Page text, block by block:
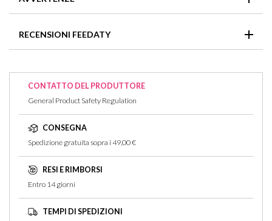
idrata.i capelli, morbidi come seta, rivelano una sorprendente
e abbondantemente.
RECENSIONI FEEDATY
Non ci sono recensioni per questo articolo
CONTATTO DEL PRODUTTORE
General Product Safety Regulation
CONSEGNA
Spedizione gratuita sopra i 49,00 €
RESI E RIMBORSI
Entro 14 giorni
TEMPI DI SPEDIZIONI